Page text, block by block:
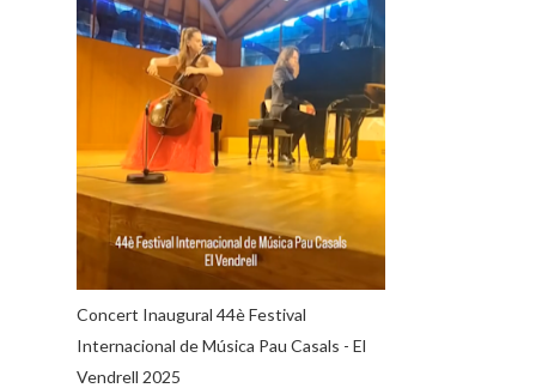
Concert Inaugural 44è Festival
Internacional de Música Pau Casals - El
Vendrell 2025